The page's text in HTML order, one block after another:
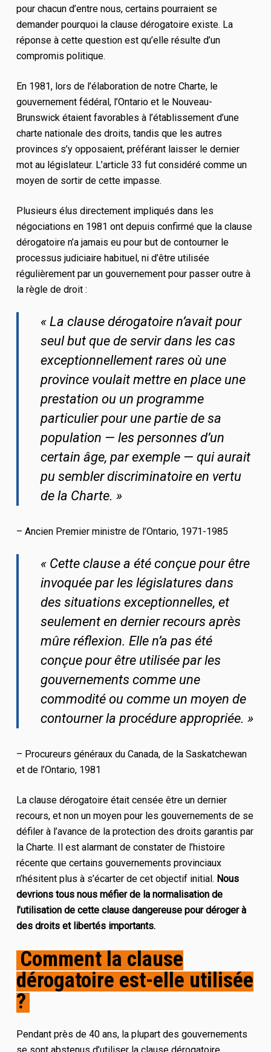
pour chacun d’entre nous, certains pourraient se
demander pourquoi la clause dérogatoire existe. La
réponse à cette question est qu’elle résulte d’un
compromis politique.
En 1981, lors de l’élaboration de notre Charte, le
gouvernement fédéral, l’Ontario et le Nouveau-
Brunswick étaient favorables à l’établissement d’une
charte nationale des droits, tandis que les autres
provinces s’y opposaient, préférant laisser le dernier
mot au législateur. L’article 33 fut considéré comme un
moyen de sortir de cette impasse.
Plusieurs élus directement impliqués dans les
négociations en 1981 ont depuis confirmé que la clause
dérogatoire n’a jamais eu pour but de contourner le
processus judiciaire habituel, ni d’être utilisée
régulièrement par un gouvernement pour passer outre à
la règle de droit :
« La clause dérogatoire n’avait pour
seul but que de servir dans les cas
exceptionnellement rares où une
province voulait mettre en place une
prestation ou un programme
particulier pour une partie de sa
population — les personnes d’un
certain âge, par exemple — qui aurait
pu sembler discriminatoire en vertu
de la Charte. »
– Ancien Premier ministre de l’Ontario, 1971-1985
« Cette clause a été conçue pour être
invoquée par les législatures dans
des situations exceptionnelles, et
seulement en dernier recours après
mûre réflexion. Elle n’a pas été
conçue pour être utilisée par les
gouvernements comme une
commodité ou comme un moyen de
contourner la procédure appropriée. »
– Procureurs généraux du Canada, de la Saskatchewan
et de l’Ontario, 1981
La clause dérogatoire était censée être un dernier
recours, et non un moyen pour les gouvernements de se
défiler à l’avance de la protection des droits garantis par
la Charte. Il est alarmant de constater de l’histoire
récente que certains gouvernements provinciaux
n’hésitent plus à s’écarter de cet objectif initial. Nous
devrions tous nous méfier de la normalisation de
l’utilisation de cette clause dangereuse pour déroger à
des droits et libertés importants.
Comment la clause
dérogatoire est-elle utilisée
?
Pendant près de 40 ans, la plupart des gouvernements
se sont abstenus d’utiliser la clause dérogatoire.